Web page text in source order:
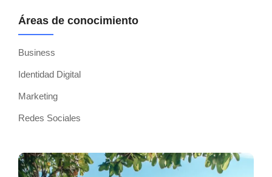
Áreas de conocimiento
Business
Identidad Digital
Marketing
Redes Sociales